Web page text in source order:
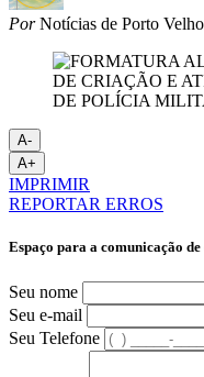
PorNotícias de Porto Velho
A-
A+
IMPRIMIR
REPORTAR ERROS
Espaço para a comunicação
Seu nome
Seu e-mail
Seu Telefone